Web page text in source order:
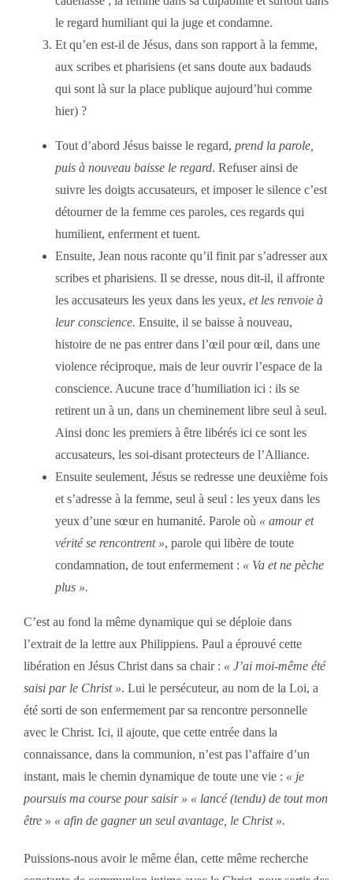
le regard humiliant qui la juge et condamne.
Et qu’en est-il de Jésus, dans son rapport à la femme,
aux scribes et pharisiens (et sans doute aux badauds
qui sont là sur la place publique aujourd’hui comme
hier) ?
Tout d’abord Jésus baisse le regard, prend la parole,
puis à nouveau baisse le regard. Refuser ainsi de
suivre les doigts accusateurs, et imposer le silence c’est
détourner de la femme ces paroles, ces regards qui
humilient, enferment et tuent.
Ensuite, Jean nous raconte qu’il finit par s’adresser aux
scribes et pharisiens. Il se dresse, nous dit-il, il affronte
les accusateurs les yeux dans les yeux, et les renvoie à
leur conscience. Ensuite, il se baisse à nouveau,
histoire de ne pas entrer dans l’œil pour œil, dans une
violence réciproque, mais de leur ouvrir l’espace de la
conscience. Aucune trace d’humiliation ici : ils se
retirent un à un, dans un cheminement libre seul à seul.
Ainsi donc les premiers à être libérés ici ce sont les
accusateurs, les soi-disant protecteurs de l’Alliance.
Ensuite seulement, Jésus se redresse une deuxième fois
et s’adresse à la femme, seul à seul : les yeux dans les
yeux d’une sœur en humanité. Parole où « amour et
vérité se rencontrent », parole qui libère de toute
condamnation, de tout enfermement : « Va et ne pèche
plus ».
C’est au fond la même dynamique qui se déploie dans
l’extrait de la lettre aux Philippiens. Paul a éprouvé cette
libération en Jésus Christ dans sa chair : « J’ai moi-même été
saisi par le Christ ». Lui le persécuteur, au nom de la Loi, a
été sorti de son enfermement par sa rencontre personnelle
avec le Christ. Ici, il ajoute, que cette entrée dans la
connaissance, dans la communion, n’est pas l’affaire d’un
instant, mais le chemin dynamique de toute une vie : « je
poursuis ma course pour saisir » « lancé (tendu) de tout mon
être » « afin de gagner un seul avantage, le Christ ».
Puissions-nous avoir le même élan, cette même recherche